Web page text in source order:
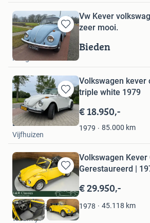
Bewaren
in
Mijn
Favorieten
Vw Kever
zeer mooi.
Bieden
Rob Visser
Hengelo
Bewaren
in
Mijn
Favorieten
Volkswagen kever
triple white 1979
€ 18.950,-
1979 85.000 km
De Koker BV
Vijfhuizen
Bewaren
in
Mijn
Favorieten
Volkswagen Kever
Gerestaureerd |
€ 29.950,-
1978 45.118 km
E&R Classics
Waalwijk